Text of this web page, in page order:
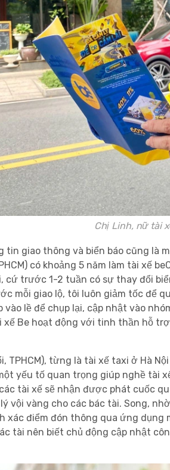
tài xế Be có 5 năm
tin giao thông và biển báo cũng là
có khoảng 5 năm làm tài xế
cứ trước 1-2 tuần có sự thay đổi
mỗi giao lộ, tôi luôn giảm tốc để
lề để chụp lại, cập nhật vào
xế Be hoạt động với tinh thần hỗ
TPHCM), từng là tài xế taxi ở Hà
yếu tố quan trọng giúp nghề tài
tài xế sẽ nhận được phát cuốc
vội vàng cho các bác tài. Song,
xác điểm đón thông qua ứng dụng
tài nên biết chủ động cập nhật